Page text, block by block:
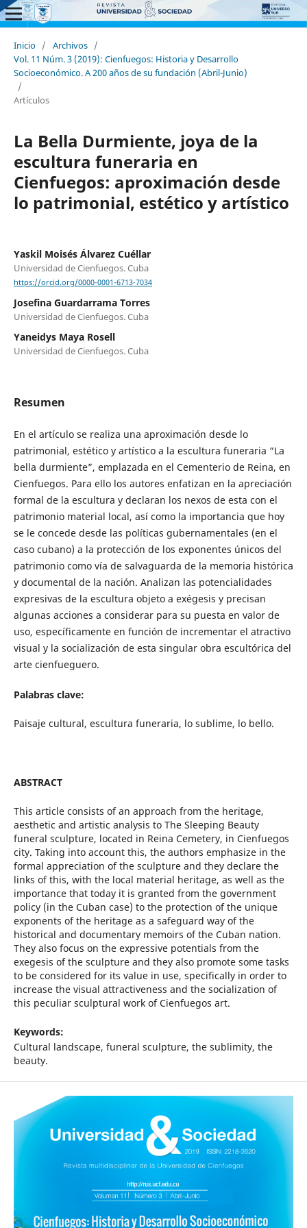
Inicio / Archivos /
Vol. 11 Núm. 3 (2019): Cienfuegos: Historia y Desarrollo
Socioeconómico. A 200 años de su fundación (Abril-Junio)
/
Artículos
La Bella Durmiente, joya de la
escultura funeraria en
Cienfuegos: aproximación desde
lo patrimonial, estético y artístico
Yaskil Moisés Álvarez Cuéllar
Universidad de Cienfuegos. Cuba
https://orcid.org/0000-0001-6713-7034
Josefina Guardarrama Torres
Universidad de Cienfuegos. Cuba
Yaneidys Maya Rosell
Universidad de Cienfuegos. Cuba
Resumen
En el artículo se realiza una aproximación desde lo
patrimonial, estético y artístico a la escultura funeraria “La
bella durmiente”, emplazada en el Cementerio de Reina, en
Cienfuegos. Para ello los autores enfatizan en la apreciación
formal de la escultura y declaran los nexos de esta con el
patrimonio material local, así como la importancia que hoy
se le concede desde las políticas gubernamentales (en el
caso cubano) a la protección de los exponentes únicos del
patrimonio como vía de salvaguarda de la memoria histórica
y documental de la nación. Analizan las potencialidades
expresivas de la escultura objeto a exégesis y precisan
algunas acciones a considerar para su puesta en valor de
uso, específicamente en función de incrementar el atractivo
visual y la socialización de esta singular obra escultórica del
arte cienfueguero.
Palabras clave:
Paisaje cultural, escultura funeraria, lo sublime, lo bello.
ABSTRACT
This article consists of an approach from the heritage,
aesthetic and artistic analysis to The Sleeping Beauty
funeral sculpture, located in Reina Cemetery, in Cienfuegos
city. Taking into account this, the authors emphasize in the
formal appreciation of the sculpture and they declare the
links of this, with the local material heritage, as well as the
importance that today it is granted from the government
policy (in the Cuban case) to the protection of the unique
exponents of the heritage as a safeguard way of the
historical and documentary memoirs of the Cuban nation.
They also focus on the expressive potentials from the
exegesis of the sculpture and they also promote some tasks
to be considered for its value in use, specifically in order to
increase the visual attractiveness and the socialization of
this peculiar sculptural work of Cienfuegos art.
Keywords:
Cultural landscape, funeral sculpture, the sublimity, the
beauty.